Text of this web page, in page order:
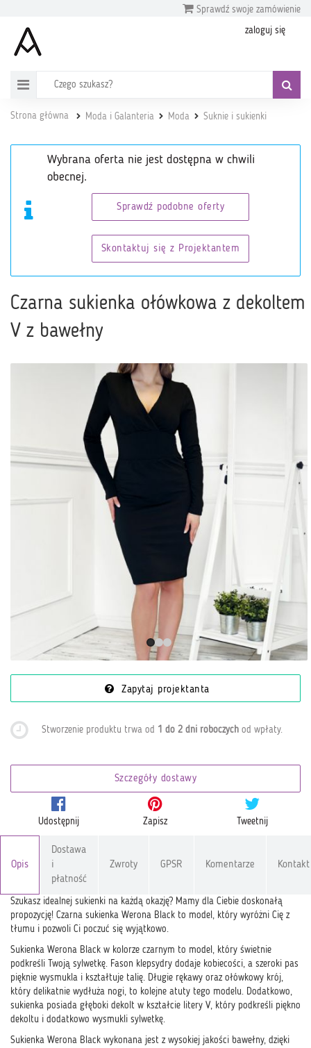
Sprawdź swoje zamówienie
zaloguj się
Strona główna Moda i Galanteria Moda Suknie i sukienki
Wybrana oferta nie jest dostępna w chwili
obecnej.
Sprawdź podobne oferty
Skontaktuj się z Projektantem
Czarna sukienka ołówkowa z dekoltem
V z bawełny
Zapytaj projektanta
Stworzenie produktu trwa od 1 do 2 dni roboczych od wpłaty.
Szczegóły dostawy
Udostępnij Zapisz Tweetnij
Opis
Dostawa
i
płatność
Zwroty GPSR Komentarze Kontakt
Szukasz idealnej sukienki na każdą okazję? Mamy dla Ciebie doskonałą
propozycję! Czarna sukienka Werona Black to model, który wyróżni Cię z
tłumu i pozwoli Ci poczuć się wyjątkowo.
Sukienka Werona Black w kolorze czarnym to model, który świetnie
podkreśli Twoją sylwetkę. Fason klepsydry dodaje kobiecości, a szeroki pas
pięknie wysmukla i kształtuje talię. Długie rękawy oraz ołówkowy krój,
który delikatnie wydłuża nogi, to kolejne atuty tego modelu. Dodatkowo,
sukienka posiada głęboki dekolt w kształcie litery V, który podkreśli piękno
dekoltu i dodatkowo wysmukli sylwetkę.
Sukienka Werona Black wykonana jest z wysokiej jakości bawełny, dzięki